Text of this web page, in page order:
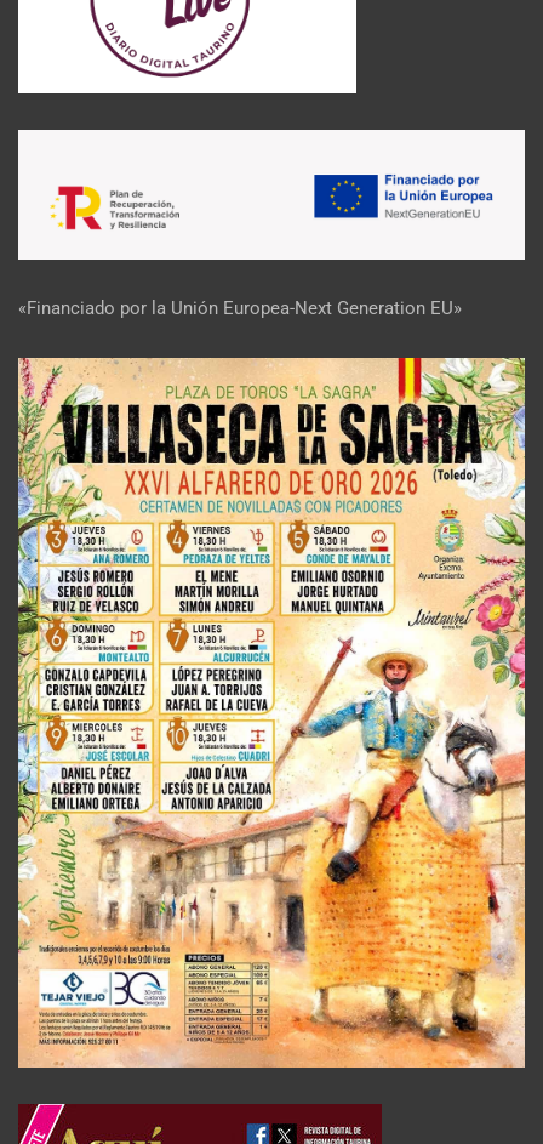
«Financiado por la Unión Europea-Next Generation EU»